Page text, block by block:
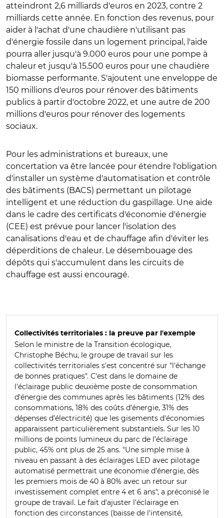
atteindront 2,6 milliards d'euros en 2023, contre 2
milliards cette année. En fonction des revenus, pour
aider à l'achat d'une chaudière n'utilisant pas
d'énergie fossile dans un logement principal, l'aide
pourra aller jusqu'à 9.000 euros pour une pompe à
chaleur et jusqu'à 15.500 euros pour une chaudière
biomasse performante. S'ajoutent une enveloppe de
150 millions d'euros pour rénover des bâtiments
publics à partir d'octobre 2022, et une autre de 200
millions d'euros pour rénover des logements
sociaux.
Pour les administrations et bureaux, une
concertation va être lancée pour étendre l'obligation
d'installer un système d'automatisation et contrôle
des bâtiments (BACS) permettant un pilotage
intelligent et une réduction du gaspillage. Une aide
dans le cadre des certificats d'économie d'énergie
(CEE) est prévue pour lancer l'isolation des
canalisations d'eau et de chauffage afin d'éviter les
déperditions de chaleur. Le désembouage des
dépôts qui s'accumulent dans les circuits de
chauffage est aussi encouragé.
Collectivités territoriales : la preuve par l'exemple
Selon le ministre de la Transition écologique,
Christophe Béchu, le groupe de travail sur les
collectivités territoriales s'est concentré sur "l'échange
de bonnes pratiques". C'est dans le domaine de
l'éclairage public deuxième poste de consommation
d’énergie des communes après les bâtiments (12% des
consommations, 18% des coûts d’énergie, 31% des
dépenses d’électricité) que les gisements d'économies
apparaissent particulièrement substantiels. Sur les 10
millions de points lumineux du parc de l’éclairage
public, 45% ont plus de 25 ans. "Une simple mise à
niveau en passant à des éclairages LED avec pilotage
automatisé permettrait une économie d’énergie, dès
les premiers mois de 40 à 80% avec un retour sur
investissement complet entre 4 et 6 ans", a préconisé le
groupe de travail. Le fait d'ajuster l'éclairage en
fonction des circonstances (baisse de l'intensité,